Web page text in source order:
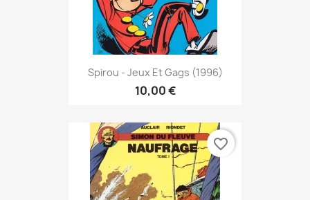
Spirou - Jeux Et Gags (1996)
10,00 €
favorite_border